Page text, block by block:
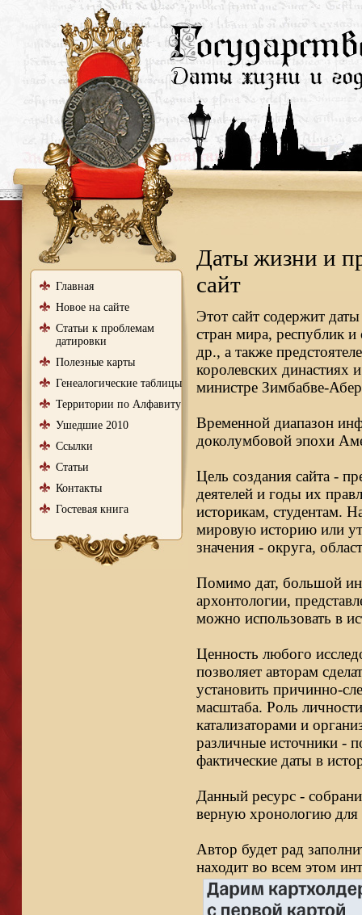
Главная
Новое на сайте
Статьи к проблемам
датировки
Полезные карты
Генеалогические таблицы
Территории по Алфавиту
Ушедшие 2010
Ссылки
Статьи
Контакты
Гостевая книга
Даты жизни и
сайт
Этот сайт содержит
стран мира, республик и
др., а также
королевских династиях
министре Зимбабве-
Временной диапазон
доколумбовой эпохи
Цель создания сайта -
деятелей и годы их
историкам, студентам.
мировую историю или
значения - округа,
Помимо дат, большой
архонтологии,
можно использовать в
Ценность любого
позволяет авторам
установить причинно-
масштаба. Роль
катализаторами и
различные источники -
фактические даты в
Данный ресурс -
верную хронологию для
Автор будет рад
находит во всем этом